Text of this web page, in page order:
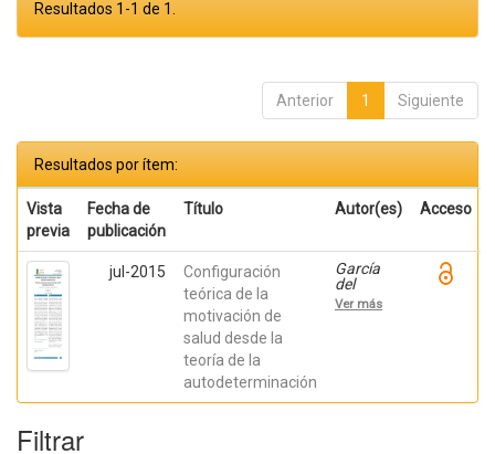
Resultados 1-1 de 1.
Anterior 1 Siguiente
Resultados por ítem:
Vista
previa
Fecha de
publicación
Título Autor(es) Acceso
jul-2015
Configuración
teórica de la
motivación de
salud desde la
teoría de la
autodeterminación
García
del
Castillo,
Jose A.;
López-
Ver más
Filtrar